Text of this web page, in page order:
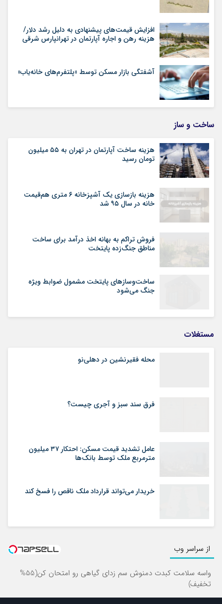
افزایش قیمت‌های پیشنهادی به دلیل رشد دلار/
هزینه رهن و اجاره آپارتمان در تهرانپارس شرقی
آشفتگی بازار مسکن توسط «پلتفرم‌های خانه‌یاب»
ساخت و ساز
هزینه ساخت آپارتمان در تهران به ۵۵ میلیون
تومان رسید
هزینه بازسازی یک آشپزخانه ۶ متری هم‌قیمت
خانه در سال ۹۵ شد
فروش تراکم به بهانه اخذ درآمد برای ساخت
مناطق جنگ‌زده پایتخت
ساخت‌وسازهای پایتخت مشمول ضوابط ویژه
جنگ می‌شود
مستغلات
محله فقیرنشین در دهلی‏‌نو
فرق سند سبز و آجری چیست؟
عامل تشدید قیمت مسکن: احتکار ۳۷ میلیون
مترمربع ملک توسط بانک‌ها
خریدار می‌تواند قرارداد ملک ناقص را فسخ کند
از سراسر وب
واسه سلامت کبدت دمنوش سم زدای گیاهی رو امتحان کن(55%
تخفیف)